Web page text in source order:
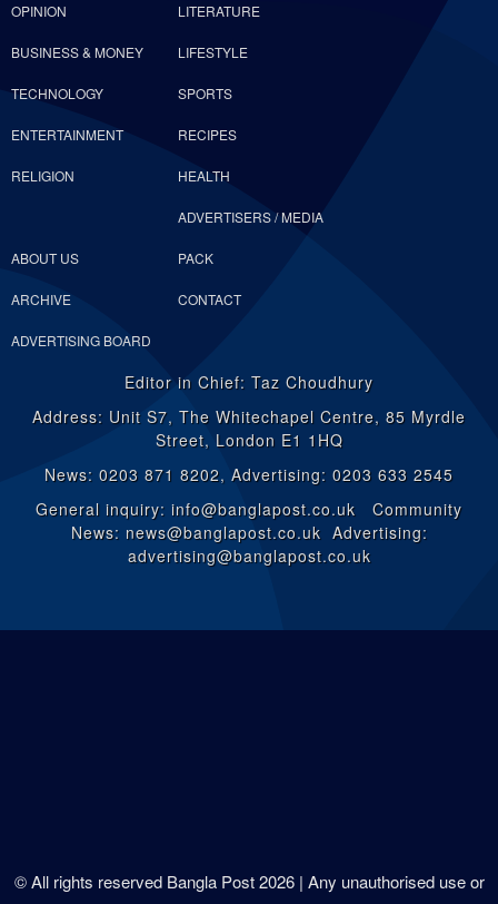
OPINION LITERATURE
BUSINESS & MONEY LIFESTYLE
TECHNOLOGY SPORTS
ENTERTAINMENT RECIPES
RELIGION HEALTH
ABOUT US
ADVERTISERS / MEDIA
PACK
ARCHIVE CONTACT
ADVERTISING BOARD
Editor in Chief: Taz Choudhury
Address: Unit S7, The Whitechapel Centre, 85 Myrdle
Street, London E1 1HQ
News: 0203 871 8202, Advertising: 0203 633 2545
General inquiry: info@banglapost.co.uk Community
News: news@banglapost.co.uk Advertising:
advertising@banglapost.co.uk
© All rights reserved Bangla Post2026| Any unauthorised use or